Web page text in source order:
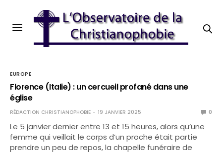
EUROPE
Florence (Italie) : un cercueil profané dans une
église
RÉDACTION CHRISTIANOPHOBIE 19 JANVIER 2025 0
Le 5 janvier dernier entre 13 et 15 heures, alors qu’une
femme qui veillait le corps d’un proche était partie
prendre un peu de repos, la chapelle funéraire de